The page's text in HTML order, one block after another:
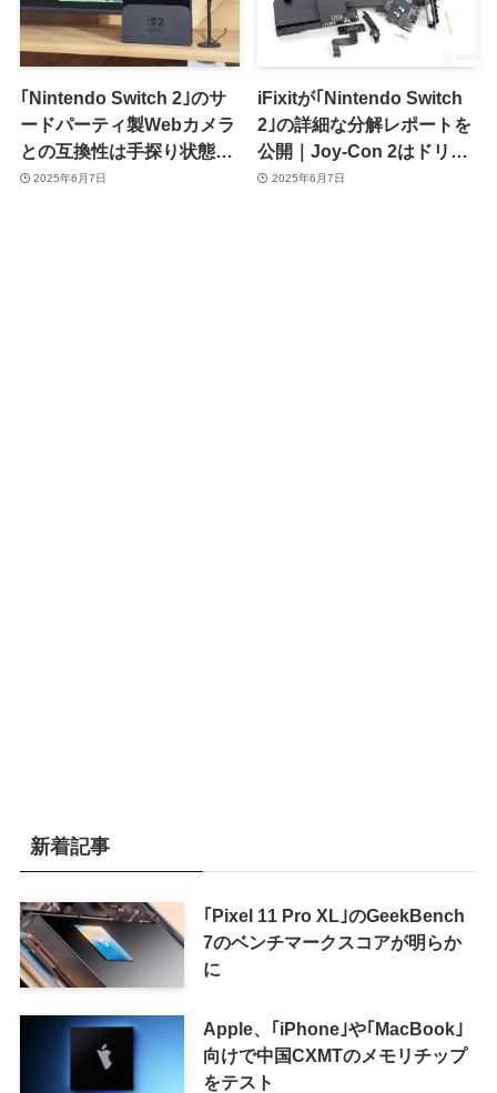
｢Nintendo Switch 2｣のサ
ードパーティ製Webカメラ
との互換性は手探り状態｜
現時点での動作確認リスト
2025年6月7日
iFixitが｢Nintendo Switch
2｣の詳細な分解レポートを
公開｜Joy-Con 2はドリフ
ト問題が発生する可能性あ
2025年6月7日
新着記事
｢Pixel 11 Pro XL｣のGeekBench
7のベンチマークスコアが明らか
に
Apple、｢iPhone｣や｢MacBook｣
向けで中国CXMTのメモリチップ
をテスト